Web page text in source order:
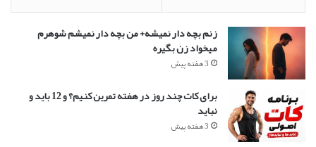
زنم بچه دار نمیشه+ من بچه دار نمیشم شوهرم
میخواد زن بگیره
3 هفته پیش
برای کات چند روز در هفته تمرین کنیم؟ و 12 باید و
نباید
3 هفته پیش